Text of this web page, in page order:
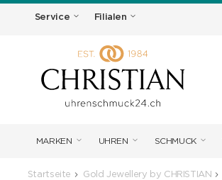
Service Filialen
MARKEN UHREN SCHMUCK
Startseite Gold Jewellery by CHRISTIAN